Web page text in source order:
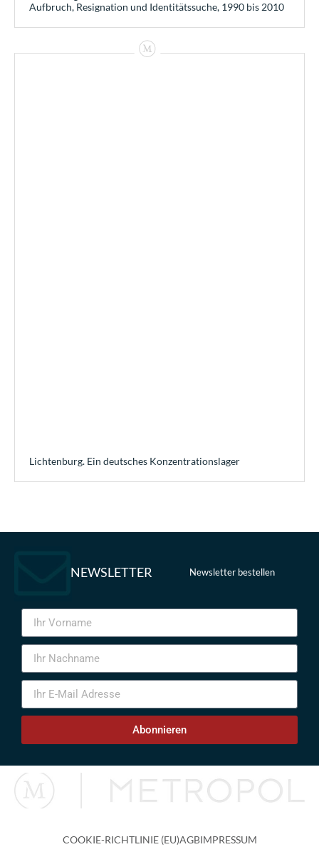
Aufbruch, Resignation und Identitätssuche, 1990 bis 2010
Lichtenburg. Ein deutsches Konzentrationslager
NEWSLETTER Newsletter bestellen
Abonnieren
COOKIE-RICHTLINIE (EU)AGBIMPRESSUM